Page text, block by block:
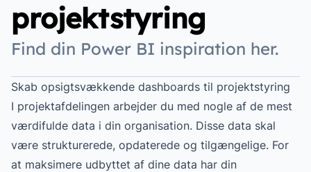
projektstyring
Find din Power BI inspiration her.
Skab opsigtsvækkende dashboards til projektstyring
I projektafdelingen arbejder du med nogle af de mest
værdifulde data i din organisation. Disse data skal
være strukturerede, opdaterede og tilgængelige. For
at maksimere udbyttet af dine data har din